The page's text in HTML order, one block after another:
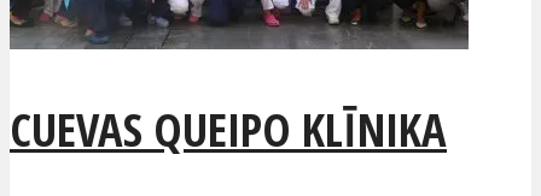
CUEVAS QUEIPO KLĪNIKA